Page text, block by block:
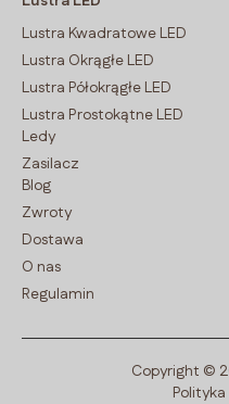
Lustra Kwadratowe LED
Lustra Okrągłe LED
Lustra Półokrągłe LED
Lustra Prostokątne LED
Ledy
Zasilacz
Blog
Zwroty
Dostawa
O nas
Regulamin
Copyright ©